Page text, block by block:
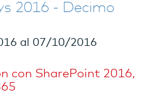
2016 - Decimo
al 07/10/2016
con SharePoint 2016,